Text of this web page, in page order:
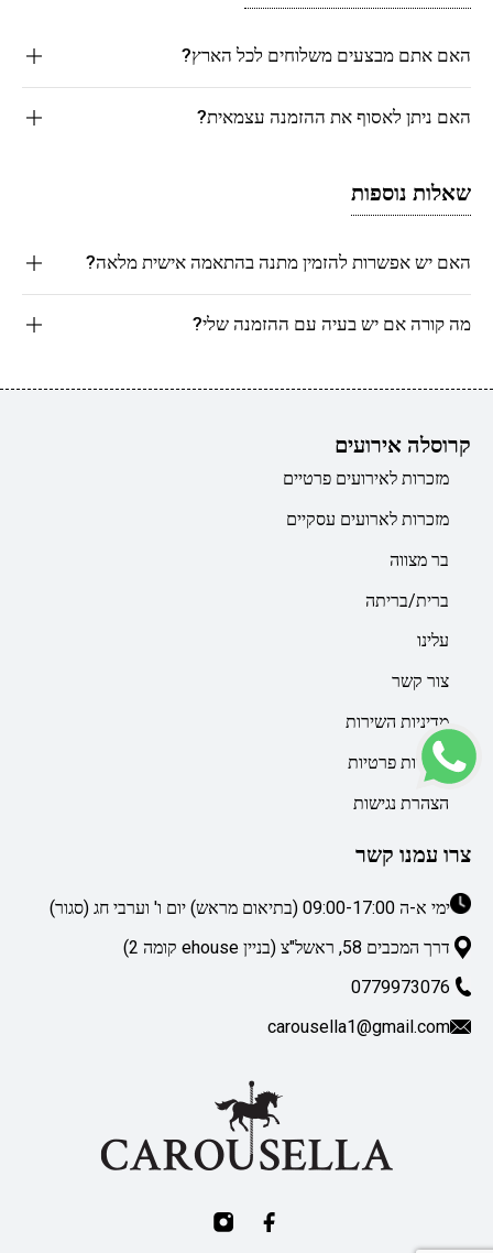
האם אתם מבצעים משלוחים לכל הארץ?
האם ניתן לאסוף את ההזמנה עצמאית?
שאלות נוספות
האם יש אפשרות להזמין מתנה בהתאמה אישית מלאה?
מה קורה אם יש בעיה עם ההזמנה שלי?
קרוסלה אירועים
מזכרות לאירועים פרטיים
מזכרות לארועים עסקיים
בר מצווה
ברית/בריתה
עלינו
צור קשר
מדיניות השירות
מדיניות פרטיות
הצהרת נגישות
צרו עמנו קשר
ימי א-ה 09:00-17:00 (בתיאום מראש) יום ו' וערבי חג (סגור)
דרך המכבים 58, ראשל"צ (בניין ehouse קומה 2)
0779973076
carousella1@gmail.com